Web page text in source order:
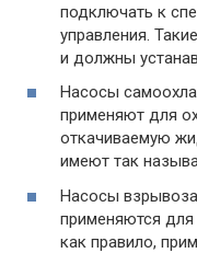
подключать к
управления.
и должны
Насосы
применяют для
откачиваемую
имеют так
Насосы
применяются для
как правило,